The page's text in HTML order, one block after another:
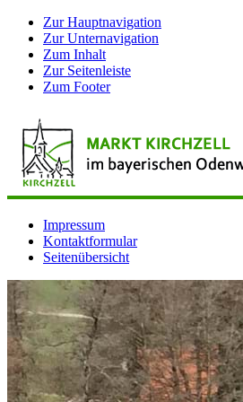
Zur Hauptnavigation
Zur Unternavigation
Zum Inhalt
Zur Seitenleiste
Zum Footer
Impressum
Kontaktformular
Seitenübersicht